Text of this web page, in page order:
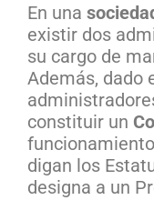
En una
existir dos
su cargo de
Además, dado
constituir un
digan los
designa a un